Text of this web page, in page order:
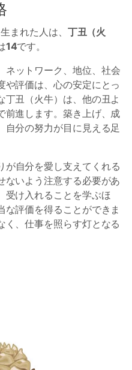
まれた人は、 丁丑（火
14です。
ネットワーク、地位、社会
や評価は、心の安定にとっ
丁丑（火牛）は、他の丑よ
前進します。築き上げ、成
自分の努力が目に見える足
が自分を愛し支えてくれる
ないよう注意する必要があ
受け入れることを学ぶほ
な評価を得ることができま
く、仕事を照らす灯となる